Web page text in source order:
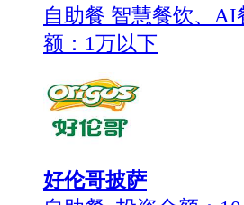
自助餐 智慧餐饮、
额： 1万以下
好伦哥披萨